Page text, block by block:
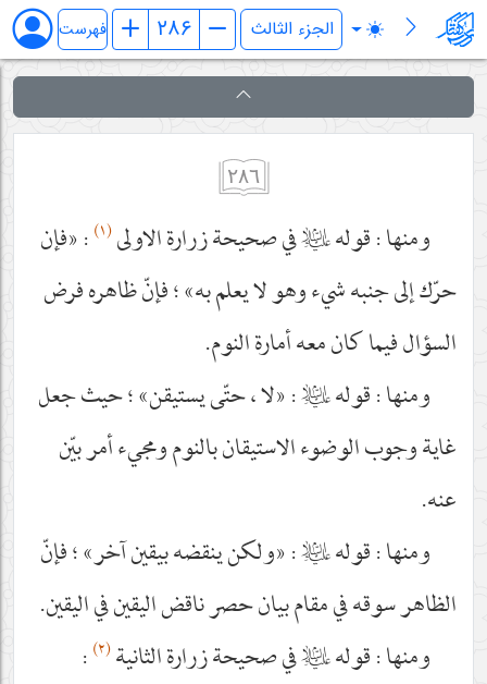
فرائد الاصول (رسائل) فهرست
٢٨٦
ومنها : قولهعليه‌السلامفي صحيحة زرارة الاولى(١) : «فإن
حرّك إلى جنبه شيء وهو لا يعلم به» ؛ فإنّ ظاهره فرض
السؤال فيما كان معه أمارة النوم.
ومنها : قولهعليه‌السلام: «لا ، حتّى يستيقن» ؛ حيث جعل
غاية وجوب الوضوء الاستيقان بالنوم ومجيء أمر بيّن
عنه.
ومنها : قولهعليه‌السلام: «ولكن ينقضه بيقين آخر» ؛ فإنّ
الظاهر سوقه في مقام بيان حصر ناقض اليقين في اليقين.
ومنها : قولهعليه‌السلامفي صحيحة زرارة الثانية(٢) :